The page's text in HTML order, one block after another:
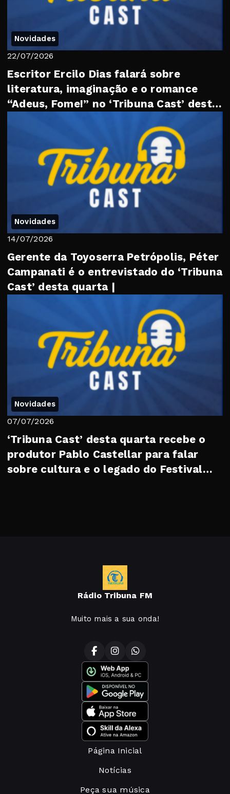
Novidades
22/07/2026
Escritor Ercilo Dias falará sobre
literatura, imaginação e o romance
“Adeus, Fome!” no ‘Tribuna Cast’ desta
Novidades
14/07/2026
Gerente da Toyoserra Petrópolis, Péter
Campanati é o entrevistado do ‘Tribuna
Cast’ desta quarta |
Novidades
07/07/2026
‘Tribuna Cast’ desta quarta recebe o
produtor Pablo Castellar para falar
sobre cultura e o legado do Festival
Rádio Tribuna FM
Muito mais a sua onda!
Página Inicial
Notícias
Peça sua música